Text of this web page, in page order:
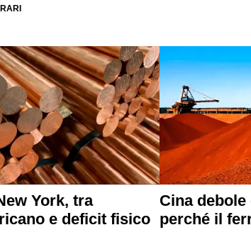
York, tra
e deficit fisico
Cina
perché il